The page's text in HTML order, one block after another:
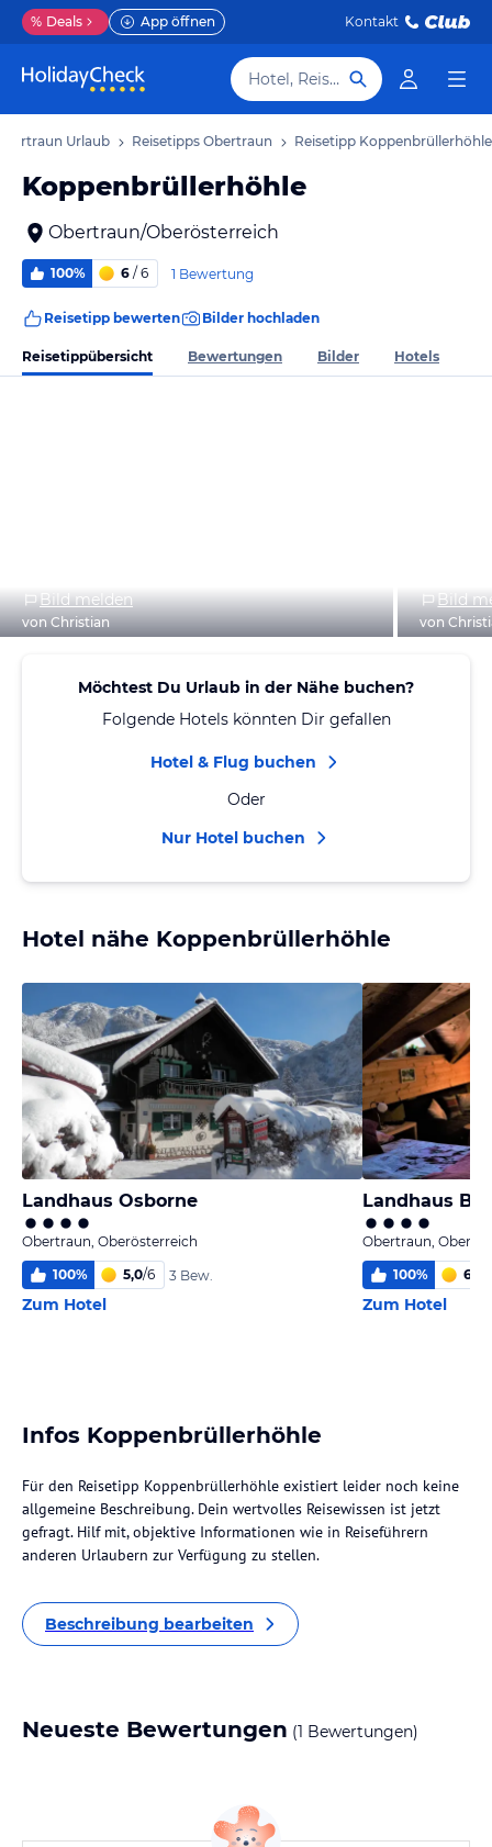
% Deals App öffnen Kontakt
Hotel, Reiseziel
Urlaub Reisetipps Obertraun Reisetipp Koppenbrüllerhöhle
Koppenbrüllerhöhle
Obertraun/Oberösterreich
100% 6 / 6 1 Bewertung
Reisetipp bewerten Bilder hochladen
Reisetippübersicht Bewertungen Bilder Hotels
Bild melden
von Christian
Bild
von
Möchtest Du Urlaub in der Nähe buchen?
Folgende Hotels könnten Dir gefallen
Hotel & Flug buchen
Oder
Nur Hotel buchen
Hotel nähe Koppenbrüllerhöhle
Landhaus Osborne
Obertraun, Oberösterreich
100% 5,0/6 3 Bew.
Zum Hotel
Landhaus
Obertraun,
100% 6,0
Zum Hotel
Infos Koppenbrüllerhöhle
Für den Reisetipp Koppenbrüllerhöhle existiert leider noch keine
allgemeine Beschreibung. Dein wertvolles Reisewissen ist jetzt
gefragt. Hilf mit, objektive Informationen wie in Reiseführern
anderen Urlaubern zur Verfügung zu stellen.
Beschreibung bearbeiten
Neueste Bewertungen (1 Bewertungen)